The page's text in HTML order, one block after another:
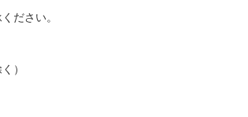
ださい。
）